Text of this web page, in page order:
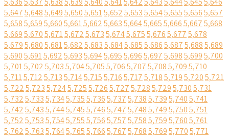
5,6475,6485,6495,6505,6515,6525,6535,6545,6555,6565,657
5,6585,6595,6605,6615,6625,6635,6645,6655,6665,6675,668
5,6695,6705,6715,6725,6735,6745,6755,6765,6775,678
5,6795,6805,6815,6825,6835,6845,6855,6865,6875,6885,689
5,6905,6915,6925,6935,6945,6955,6965,6975,6985,6995,700
5,7015,7025,7035,7045,7055,7065,7075,7085,7095,710
5,7115,7125,7135,7145,7155,7165,7175,7185,7195,7205,721
5,7225,7235,7245,7255,7265,7275,7285,7295,7305,731
5,7325,7335,7345,7355,7365,7375,7385,7395,7405,741
5,7425,7435,7445,7455,7465,7475,7485,7495,7505,751
5,7525,7535,7545,7555,7565,7575,7585,7595,7605,761
5,7625,7635,7645,7655,7665,7675,7685,7695,7705,771